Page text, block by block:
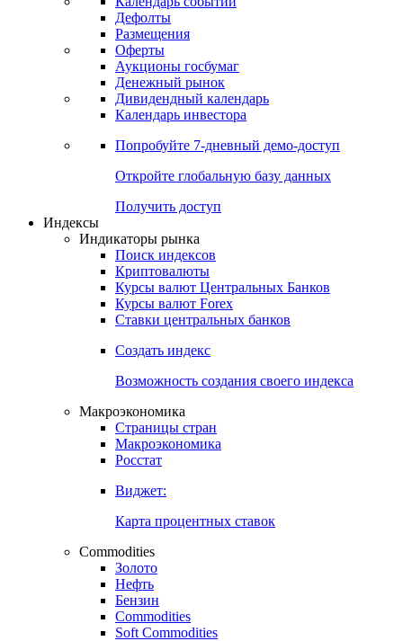
Дефолты
Размещения
Оферты
Аукционы госбумаг
Денежный рынок
Дивидендный календарь
Календарь инвестора
Попробуйте 7-дневный демо-доступ
Откройте глобальную базу данных
Получить доступ
Индексы
Индикаторы рынка
Поиск индексов
Криптовалюты
Курсы валют Центральных Банков
Курсы валют Forex
Ставки центральных банков
Создать индекс
Возможность создания своего индекса
Макроэкономика
Страницы стран
Макроэкономика
Росстат
Виджет:
Карта процентных ставок
Commodities
Золото
Нефть
Бензин
Commodities
Soft Commodities